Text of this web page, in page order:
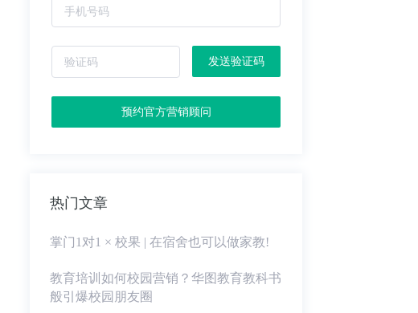
发送验证码
预约官方营销顾问
热门文章
掌门1对1 × 校果 | 在宿舍也可以做家教!
教育培训如何校园营销？华图教育教科书
般引爆校园朋友圈